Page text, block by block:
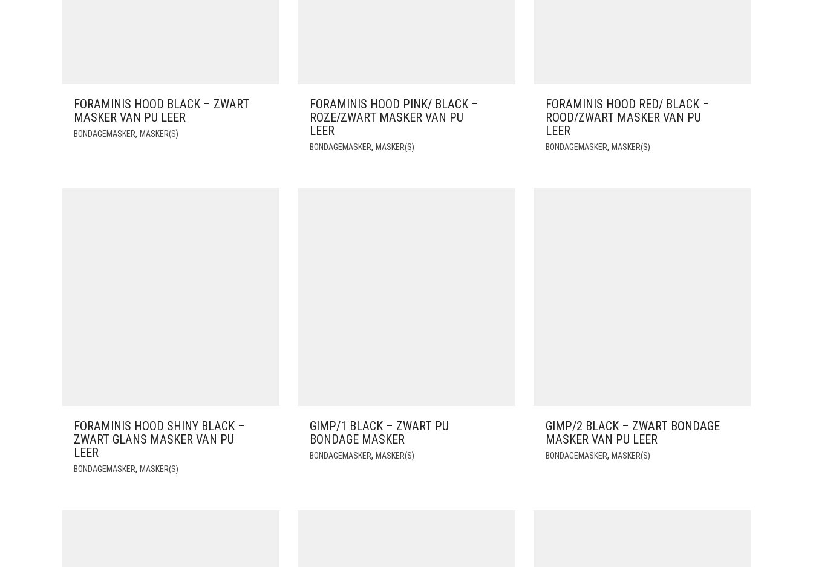
FORAMINIS HOOD BLACK – ZWART
MASKER VAN PU LEER
BONDAGEMASKER, MASKER(S)
FORAMINIS HOOD PINK/ BLACK –
ROZE/ZWART MASKER VAN PU
LEER
BONDAGEMASKER, MASKER(S)
FORAMINIS HOOD RED/ BLACK –
ROOD/ZWART MASKER VAN PU
LEER
BONDAGEMASKER, MASKER(S)
FORAMINIS HOOD SHINY BLACK –
ZWART GLANS MASKER VAN PU
LEER
BONDAGEMASKER, MASKER(S)
GIMP/1 BLACK – ZWART PU
BONDAGE MASKER
BONDAGEMASKER, MASKER(S)
GIMP/2 BLACK – ZWART BONDAGE
MASKER VAN PU LEER
BONDAGEMASKER, MASKER(S)